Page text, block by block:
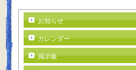
お知らせ
カレンダー
掲示板